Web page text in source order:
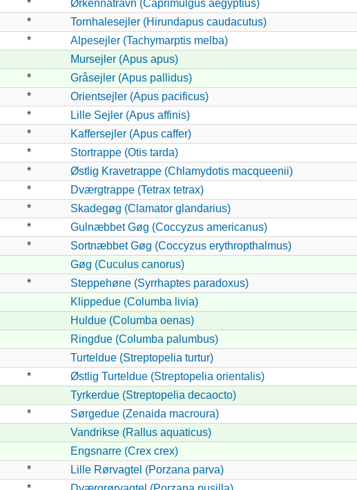
* Ørkennatravn (Caprimulgus aegyptius)
* Tornhalesejler (Hirundapus caudacutus)
* Alpesejler (Tachymarptis melba)
Mursejler (Apus apus)
* Gråsejler (Apus pallidus)
* Orientsejler (Apus pacificus)
* Lille Sejler (Apus affinis)
* Kaffersejler (Apus caffer)
* Stortrappe (Otis tarda)
* Østlig Kravetrappe (Chlamydotis macqueenii)
* Dværgtrappe (Tetrax tetrax)
* Skadegøg (Clamator glandarius)
* Gulnæbbet Gøg (Coccyzus americanus)
* Sortnæbbet Gøg (Coccyzus erythropthalmus)
Gøg (Cuculus canorus)
* Steppehøne (Syrrhaptes paradoxus)
Klippedue (Columba livia)
Huldue (Columba oenas)
Ringdue (Columba palumbus)
Turteldue (Streptopelia turtur)
* Østlig Turteldue (Streptopelia orientalis)
Tyrkerdue (Streptopelia decaocto)
* Sørgedue (Zenaida macroura)
Vandrikse (Rallus aquaticus)
Engsnarre (Crex crex)
* Lille Rørvagtel (Porzana parva)